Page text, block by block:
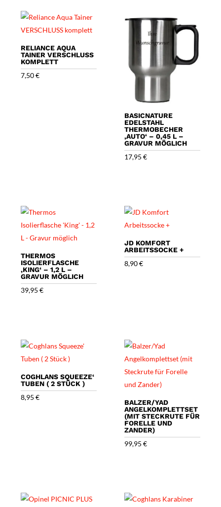
RELIANCE AQUA
TAINER VERSCHLUSS
KOMPLETT
7,50€
BASICNATURE
EDELSTAHL
THERMOBECHER
‚AUTO‘ – 0,45 L –
GRAVUR MÖGLICH
17,95€
THERMOS
ISOLIERFLASCHE
‚KING‘ – 1,2 L –
GRAVUR MÖGLICH
39,95€
JD KOMFORT
ARBEITSSOCKE +
8,90€
COGHLANS SQUEEZE‘
TUBEN ( 2 STÜCK )
8,95€
BALZER/YAD
ANGELKOMPLETTSET
(MIT STECKRUTE FÜR
FORELLE UND
ZANDER)
99,95€